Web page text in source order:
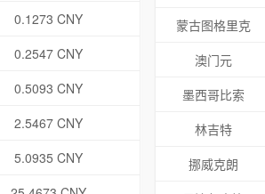
0.1273 CNY
0.2547 CNY
0.5093 CNY
2.5467 CNY
5.0935 CNY
蒙古图格里克
澳门元
墨西哥比索
林吉特
挪威克朗